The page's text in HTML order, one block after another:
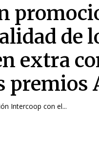
de
extra
premios
Intercoop con el...